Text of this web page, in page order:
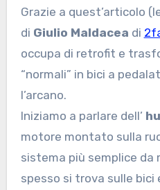
Grazie a quest’articolo
di Giulio Maldacea di
occupa di retrofit e
“normali” in bici a
l’arcano.
Iniziamo a parlare dell’
motore montato sulla
sistema più semplice da
spesso si trova sulle bici